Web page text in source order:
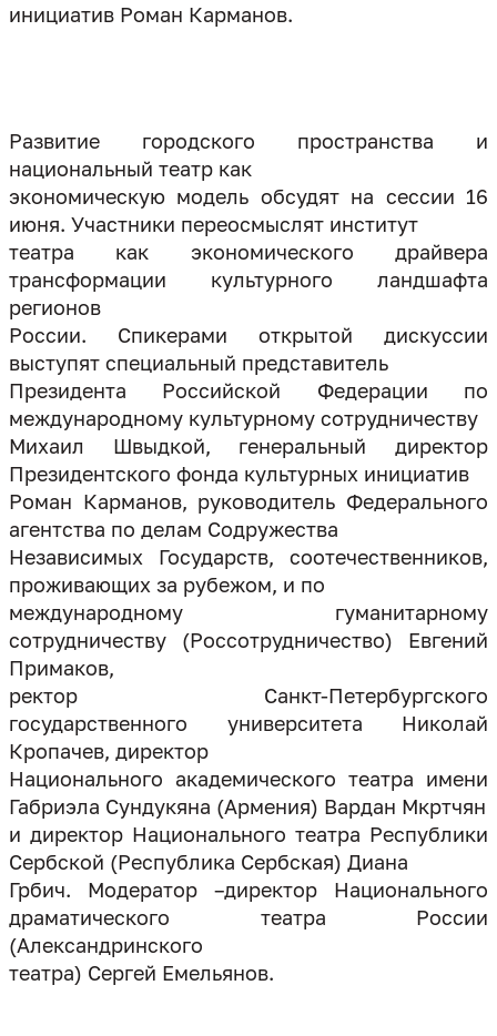
инициатив Роман Карманов.
Развитие городского пространства и
национальный театр как
экономическую модель обсудят на сессии 16
июня. Участники переосмыслят институт
театра как экономического драйвера
трансформации культурного ландшафта
регионов
России. Спикерами открытой дискуссии
выступят специальный представитель
Президента Российской Федерации по
международному культурному сотрудничеству
Михаил Швыдкой, генеральный директор
Президентского фонда культурных инициатив
Роман Карманов, руководитель Федерального
агентства по делам Содружества
Независимых Государств, соотечественников,
проживающих за рубежом, и по
международному гуманитарному
сотрудничеству (Россотрудничество) Евгений
Примаков,
ректор Санкт-Петербургского
государственного университета Николай
Кропачев, директор
Национального академического театра имени
Габриэла Сундукяна (Армения) Вардан Мкртчян
и директор Национального театра Республики
Сербской (Республика Сербская) Диана
Грбич. Модератор –директор Национального
драматического театра России
(Александринского
театра) Сергей Емельянов.